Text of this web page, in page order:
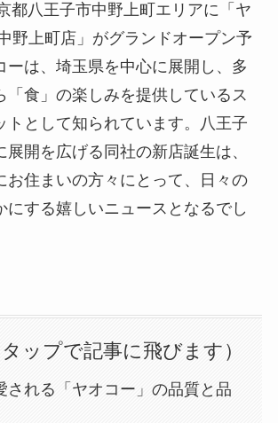
都八王子市中野上町エリアに「ヤ
野上町店」がグランドオープン予
ーは、埼玉県を中心に展開し、多
「食」の楽しみを提供しているス
トとして知られています。八王子
開を広げる同社の新店誕生は、
お住まいの方々にとって、日々の
にする嬉しいニュースとなるでし
ップで記事に飛びます）
される「ヤオコー」の品質と品